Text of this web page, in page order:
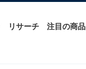
リサーチ 注目の商品